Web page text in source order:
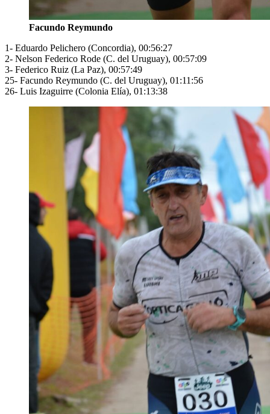
Facundo Reymundo
1- Eduardo Pelichero (Concordia), 00:56:27
2- Nelson Federico Rode (C. del Uruguay), 00:57:09
3- Federico Ruiz (La Paz), 00:57:49
25- Facundo Reymundo (C. del Uruguay), 01:11:56
26- Luis Izaguirre (Colonia Elía), 01:13:38